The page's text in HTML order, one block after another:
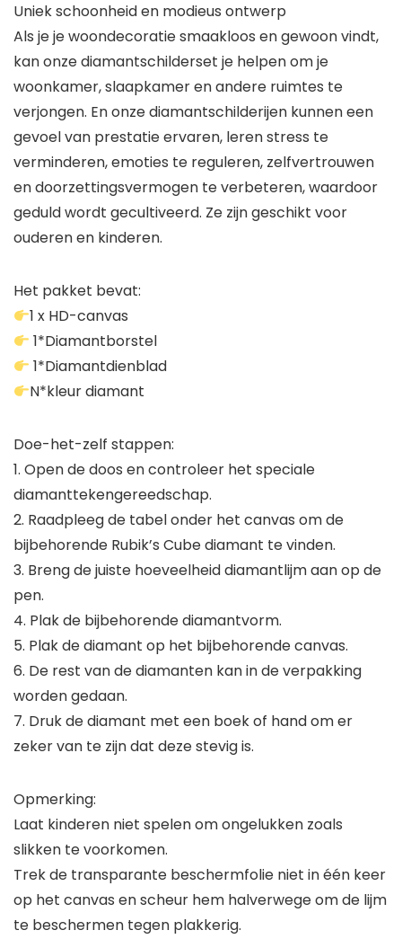
Uniek schoonheid en modieus ontwerp
Als je je woondecoratie smaakloos en gewoon vindt,
kan onze diamantschilderset je helpen om je
woonkamer, slaapkamer en andere ruimtes te
verjongen. En onze diamantschilderijen kunnen een
gevoel van prestatie ervaren, leren stress te
verminderen, emoties te reguleren, zelfvertrouwen
en doorzettingsvermogen te verbeteren, waardoor
geduld wordt gecultiveerd. Ze zijn geschikt voor
ouderen en kinderen.
Het pakket bevat:
1 x HD-canvas
1*Diamantborstel
1*Diamantdienblad
N*kleur diamant
Doe-het-zelf stappen:
1. Open de doos en controleer het speciale
diamanttekengereedschap.
2. Raadpleeg de tabel onder het canvas om de
bijbehorende Rubik’s Cube diamant te vinden.
3. Breng de juiste hoeveelheid diamantlijm aan op de
pen.
4. Plak de bijbehorende diamantvorm.
5. Plak de diamant op het bijbehorende canvas.
6. De rest van de diamanten kan in de verpakking
worden gedaan.
7. Druk de diamant met een boek of hand om er
zeker van te zijn dat deze stevig is.
Opmerking:
Laat kinderen niet spelen om ongelukken zoals
slikken te voorkomen.
Trek de transparante beschermfolie niet in één keer
op het canvas en scheur hem halverwege om de lijm
te beschermen tegen plakkerig.